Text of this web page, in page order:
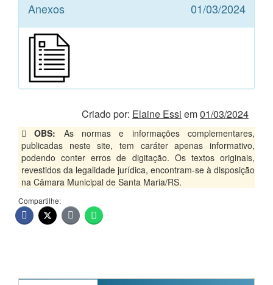
Anexos 01/03/2024
Criado por: Elaine Essi em01/03/2024
OBS: As normas e informações complementares,
publicadas neste site, tem caráter apenas informativo,
podendo conter erros de digitação. Os textos originais,
revestidos da legalidade jurídica, encontram-se à disposição
na Câmara Municipal de Santa Maria/RS.
Compartilhe: